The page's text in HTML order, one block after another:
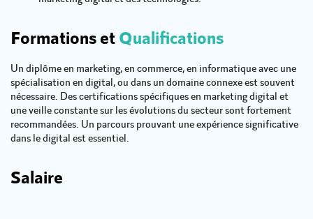
Formations et Qualifications
Un diplôme en marketing, en commerce, en informatique avec une
spécialisation en digital, ou dans un domaine connexe est souvent
nécessaire. Des certifications spécifiques en marketing digital et
une veille constante sur les évolutions du secteur sont fortement
recommandées. Un parcours prouvant une expérience significative
dans le digital est essentiel.
Salaire